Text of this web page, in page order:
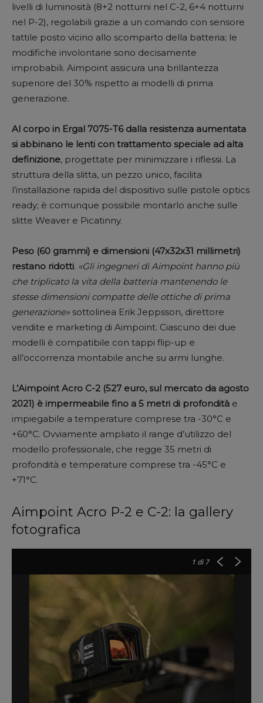
livelli di luminosità (8+2 notturni nel C-2, 6+4 notturni
nel P-2), regolabili grazie a un comando con sensore
tattile posto vicino allo scomparto della batteria; le
modifiche involontarie sono decisamente
improbabili. Aimpoint assicura una brillantezza
superiore del 30% rispetto ai modelli di prima
generazione.
Al corpo in Ergal 7075-T6 dalla resistenza aumentata
si abbinano le lenti con trattamento speciale ad alta
definizione, progettate per minimizzare i riflessi. La
struttura della slitta, un pezzo unico, facilita
l’installazione rapida del dispositivo sulle pistole optics
ready; è comunque possibile montarlo anche sulle
slitte Weaver e Picatinny.
Peso (60 grammi) e dimensioni (47x32x31 millimetri)
restano ridotti. «Gli ingegneri di Aimpoint hanno più
che triplicato la vita della batteria mantenendo le
stesse dimensioni compatte delle ottiche di prima
generazione» sottolinea Erik Jeppsson, direttore
vendite e marketing di Aimpoint. Ciascuno dei due
modelli è compatibile con tappi flip-up e
all’occorrenza montabile anche su armi lunghe.
L’Aimpoint Acro C-2 (527 euro, sul mercato da agosto
2021) è impermeabile fino a 5 metri di profondità e
impiegabile a temperature comprese tra -30°C e
+60°C. Ovviamente ampliato il range d’utilizzo del
modello professionale, che regge 35 metri di
profondità e temperature comprese tra -45°C e
+71°C.
Aimpoint Acro P-2 e C-2: la gallery
fotografica
1 di 7